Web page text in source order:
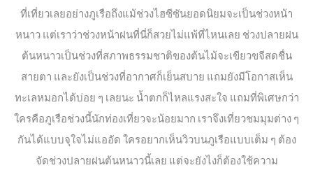
ที่เที่ยวเลยอย่างภูเรือถึงแม้ช่วงไฮซีซันยอดนิยมจะเป็นช่วงหน้า
หนาว แต่เราว่าช่วงหน้าฝนที่นี่ก็สวยไม่แพ้ที่ไหนเลย ช่วงปลายฝน
ต้นหนาวเป็นช่วงที่สภาพธรรมชาติของต้นไม้จะเขียวขจีสดชื่น
สายตา และยังเป็นช่วงที่อากาศก็เย็นสบาย แถมยังมีโอกาสเห็น
ทะเลหมอกได้บ่อย ๆ เลยนะ น้ำตกก็ไหลแรงสะใจ แถมที่พิเศษกว่า
ใครคือภูเรือช่วงนี้นักท่องเที่ยวจะน้อยมาก เราจึงเที่ยวชมมุมต่าง ๆ
กันได้แบบจุใจไม่แออัด ใครอยากเห็นวิวบนภูเรือแบบเต็ม ๆ ต้อง
จัดช่วงปลายฝนต้นหนาวนี้เลย แต่จะยังไงก็ต้องใช้ความ